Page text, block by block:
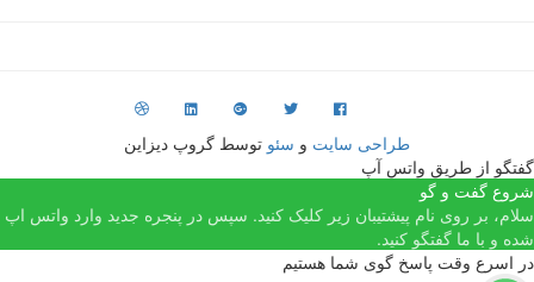
طراحی سایت و سئو توسط گروپ دیزاین
از طریق واتس آپ
گفت و گو
بر روی نام پیشتیبان زیر کلیک کنید. سپس در پنجره جدید وارد واتس اپ
و با ما گفتگو کنید.
اسرع وقت پاسخ گوی شما هستیم